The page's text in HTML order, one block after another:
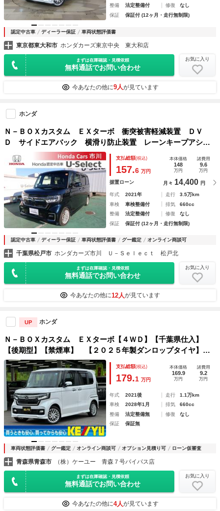
整備 法定整備付 修復
なし
保証
保証付 (12ヶ月・走行無制限)
認定中古車 ディーラー保証 車両状態評価書
東京都東大和市 ホンダカーズ東京中央 東大和店
まずは在庫確認・見積依頼
無料通話でお問い合わせ
お気に入り
今あなたの他に9人が見ています
ホンダ
Ｎ－ＢＯＸカスタム ＥＸターボ 衝突被害軽減装置 ＤＶ
Ｄ サイドエアバック 横滑り防止装置 レーンキープアシス
ト ＬＥＤランプ ＡＢＳ ＵＳＢ 地デジ エアバッグ ド
ライブレコーダー １オーナー オートエアコン 記録簿 衝
突軽減装置
支払総額(税込)
157.6 万円
本体価格
148
万円
諸費用
9.6
万円
据置ローン 月々 14,400 円
年式 2021年 走行
3.5万km
車検
車検整備付 排気
660cc
整備
法定整備付 修復
なし
保証
保証付 (12ヶ月・走行無制限)
認定中古車 ディーラー保証 車両状態評価書 グー鑑定 オンライン商談可
千葉県松戸市 ホンダカーズ市川 Ｕ－Ｓｅｌｅｃｔ 松戸北
まずは在庫確認・見積依頼
無料通話でお問い合わせ
お気に入り
今あなたの他に12人が見ています
UP ホンダ
Ｎ－ＢＯＸカスタム ＥＸターボ【４ＷＤ】【千葉県仕入】
【後期型】【禁煙車】 【２０２５年製ダンロップタイヤ】
【８インチナビ／バックカメラ／ブルートゥース／フルセグＴ
Ｖ】【両側電動スライド】【ハーフレザーシート／シートヒー
ター】【追従クルコン／衝突軽減／レーンキープ】【ＬＥＤ】
支払総額(税込)
179.1 万円
本体価格
169.9
万円
諸費用
9.2
万円
年式 2021後 走行
1.1万km
車検
2028年1月 排気
660cc
整備
法定整備無 修復
なし
保証
保証無
車両状態評価書 グー鑑定 オンライン商談可 オプション見積り可 ローン仮審査
青森県青森市 （株）ケーユー 青森７号バイパス店
まずは在庫確認・見積依頼
無料通話でお問い合わせ
お気に入り
今あなたの他に4人が見ています